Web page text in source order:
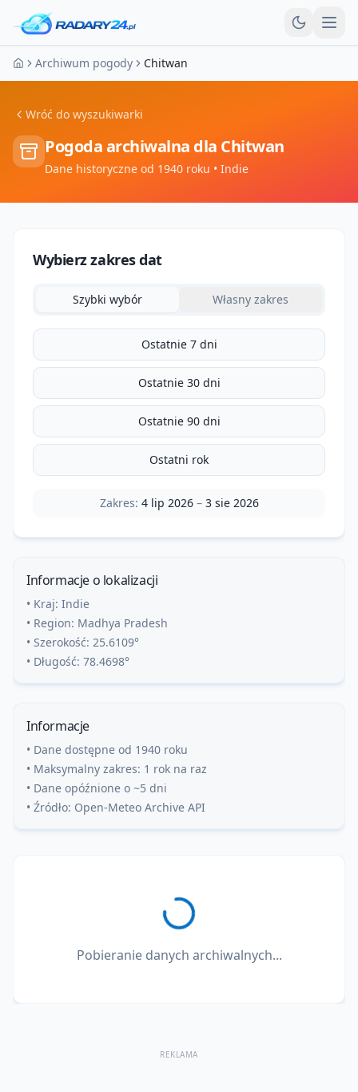
Strona główna
Archiwum pogody Chitwan
Wróć do wyszukiwarki
Pogoda archiwalna dla Chitwan
Dane historyczne od 1940 roku • Indie
Wybierz zakres dat
Szybki wybór Własny zakres
Ostatnie 7 dni
Ostatnie 30 dni
Ostatnie 90 dni
Ostatni rok
Zakres: 4 lip 2026– 3 sie 2026
Informacje o lokalizacji
• Kraj: Indie
• Region: Madhya Pradesh
• Szerokość: 25.6109°
• Długość: 78.4698°
Informacje
• Dane dostępne od 1940 roku
• Maksymalny zakres: 1 rok na raz
• Dane opóźnione o ~5 dni
• Źródło: Open-Meteo Archive API
Pobieranie danych archiwalnych...
REKLAMA